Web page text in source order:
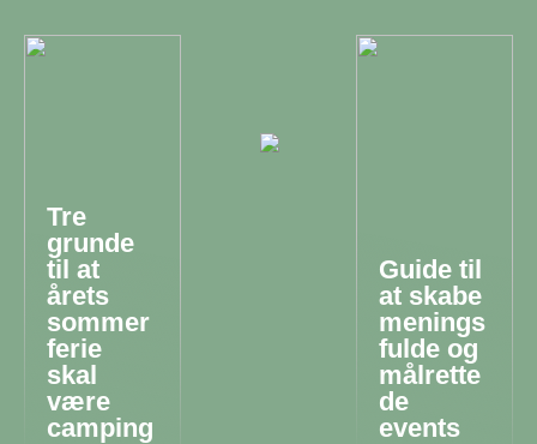
Tre
grunde
til at
årets
sommer
ferie
skal
være
camping
Guide til
at skabe
menings
fulde og
målrette
de
events